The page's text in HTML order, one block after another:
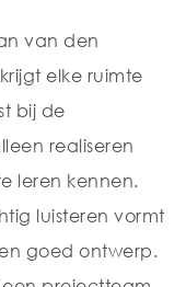
van den
elke ruimte
bij de
realiseren
leren kennen.
luisteren vormt
goed ontwerp.